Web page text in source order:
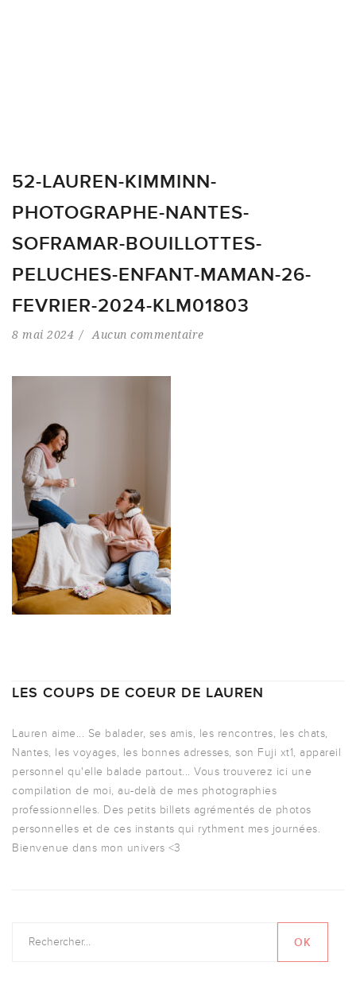
52-LAUREN-KIMMINN-
PHOTOGRAPHE-NANTES-
SOFRAMAR-BOUILLOTTES-
PELUCHES-ENFANT-MAMAN-26-
FEVRIER-2024-KLM01803
8 mai 2024 Aucun commentaire
LES COUPS DE COEUR DE LAUREN
Lauren aime... Se balader, ses amis, les rencontres, les chats,
Nantes, les voyages, les bonnes adresses, son Fuji xt1, appareil
personnel qu'elle balade partout... Vous trouverez ici une
compilation de moi, au-delà de mes photographies
professionnelles. Des petits billets agrémentés de photos
personnelles et de ces instants qui rythment mes journées.
Bienvenue dans mon univers <3